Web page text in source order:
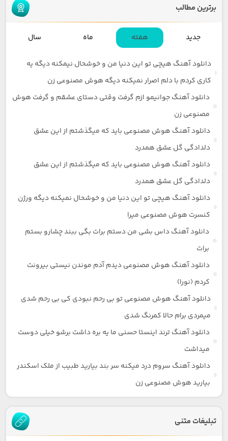
برترین مطالب
جدید هفته ماه سال
دانلود آهنگ هیچی تو این دنیا من و خوشحال نیمکنه دیگه یه
کاری کردم با دلم اصرار نمیکنه دیگه هوش مصنوعی زن
دانلود آهنگ جوانیمو ازم گرفت وقتی دستای عشقم و گرفت هوش
مصنوعی زن
دانلود آهنگ هوش مصنوعی باید که میگذشتم از این عشق
دلدادگی گل عشق همدرد
دانلود آهنگ هوش مصنوعی باید که میگذشتم از این عشق
دلدادگی گل عشق همدرد
دانلود آهنگ هیچی تو این دنیا من و خوشحال نمیکنه دیگه ورژن
کنسرت هوش مصنوعی میرا
دانلود آهنگ داس بشی من دستم برات بگی ببند چشارو بستم
برات
دانلود آهنگ هوش مصنوعی دیدم آدم موندن نیستی بیرونت
کردم (نورا)
دانلود آهنگ هوش مصنوعی تو بی رحم نبودی کی بی رحم شدی
میمردی برام حالا کمرنگ شدی
دانلود آهنگ ترند اینستا حسنی ما یه بره داشت برشو خیلی دوست
میداشت
دانلود آهنگ سروم درد میکنه سر بند بیارید طبیب از ملک اسکندر
بیارید هوش مصنوعی زن
تبلیغات متنی